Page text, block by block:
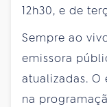
12h30, e de
Sempre ao
emissora
atualizadas.
na